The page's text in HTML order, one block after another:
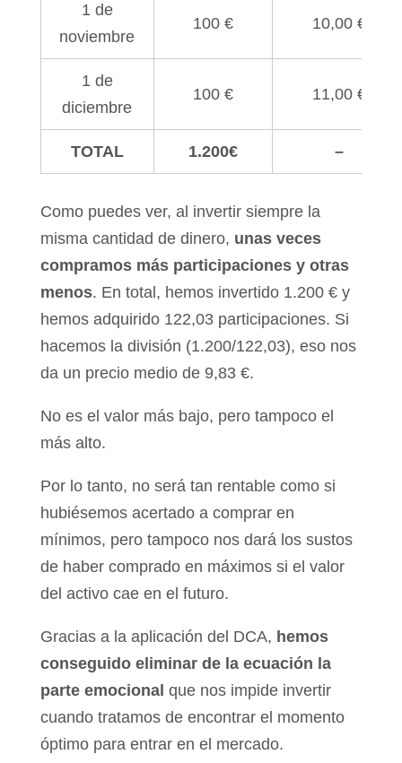
1 de
noviembre
100 € 10,00 €
1 de
diciembre
100 € 11,00 €
TOTAL 1.200€ –
Como puedes ver, al invertir siempre la
misma cantidad de dinero, unas veces
compramos más participaciones y otras
menos. En total, hemos invertido 1.200 € y
hemos adquirido 122,03 participaciones. Si
hacemos la división (1.200/122,03), eso nos
da un precio medio de 9,83 €.
No es el valor más bajo, pero tampoco el
más alto.
Por lo tanto, no será tan rentable como si
hubiésemos acertado a comprar en
mínimos, pero tampoco nos dará los sustos
de haber comprado en máximos si el valor
del activo cae en el futuro.
Gracias a la aplicación del DCA, hemos
conseguido eliminar de la ecuación la
parte emocional que nos impide invertir
cuando tratamos de encontrar el momento
óptimo para entrar en el mercado.